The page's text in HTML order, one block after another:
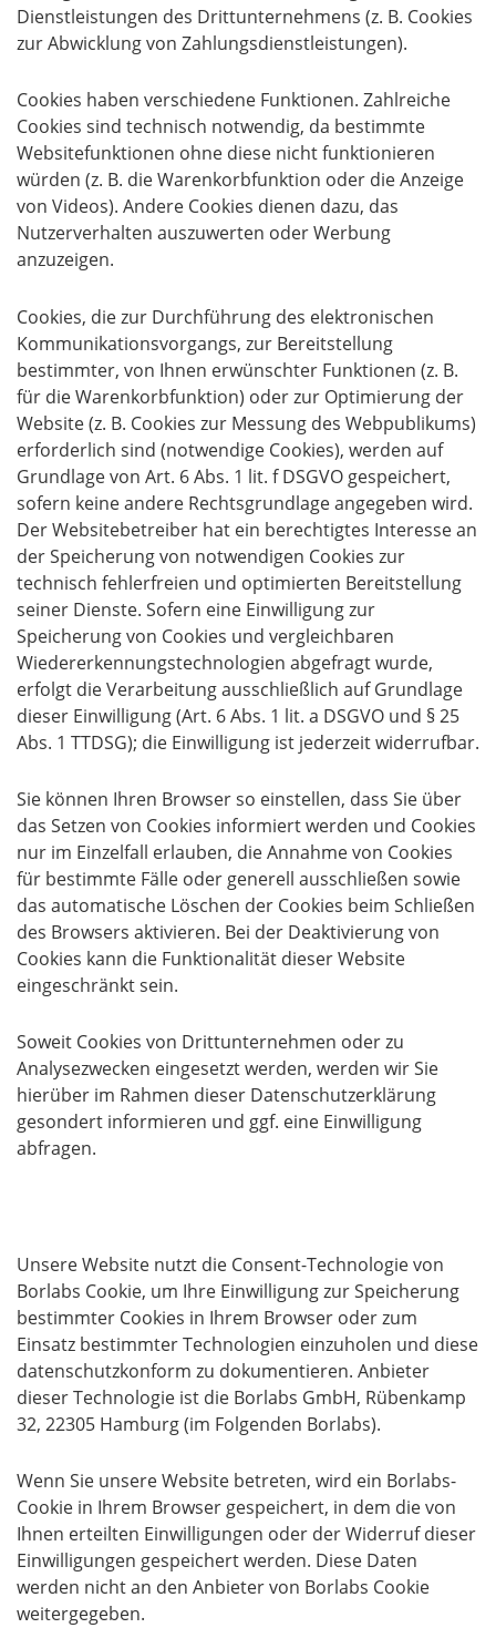
Dienstleistungen des Drittunternehmens (z. B. Cookies
zur Abwicklung von Zahlungsdienstleistungen).
Cookies haben verschiedene Funktionen. Zahlreiche
Cookies sind technisch notwendig, da bestimmte
Websitefunktionen ohne diese nicht funktionieren
würden (z. B. die Warenkorbfunktion oder die Anzeige
von Videos). Andere Cookies dienen dazu, das
Nutzerverhalten auszuwerten oder Werbung
anzuzeigen.
Cookies, die zur Durchführung des elektronischen
Kommunikationsvorgangs, zur Bereitstellung
bestimmter, von Ihnen erwünschter Funktionen (z. B.
für die Warenkorbfunktion) oder zur Optimierung der
Website (z. B. Cookies zur Messung des Webpublikums)
erforderlich sind (notwendige Cookies), werden auf
Grundlage von Art. 6 Abs. 1 lit. f DSGVO gespeichert,
sofern keine andere Rechtsgrundlage angegeben wird.
Der Websitebetreiber hat ein berechtigtes Interesse an
der Speicherung von notwendigen Cookies zur
technisch fehlerfreien und optimierten Bereitstellung
seiner Dienste. Sofern eine Einwilligung zur
Speicherung von Cookies und vergleichbaren
Wiedererkennungstechnologien abgefragt wurde,
erfolgt die Verarbeitung ausschließlich auf Grundlage
dieser Einwilligung (Art. 6 Abs. 1 lit. a DSGVO und § 25
Abs. 1 TTDSG); die Einwilligung ist jederzeit widerrufbar.
Sie können Ihren Browser so einstellen, dass Sie über
das Setzen von Cookies informiert werden und Cookies
nur im Einzelfall erlauben, die Annahme von Cookies
für bestimmte Fälle oder generell ausschließen sowie
das automatische Löschen der Cookies beim Schließen
des Browsers aktivieren. Bei der Deaktivierung von
Cookies kann die Funktionalität dieser Website
eingeschränkt sein.
Soweit Cookies von Drittunternehmen oder zu
Analysezwecken eingesetzt werden, werden wir Sie
hierüber im Rahmen dieser Datenschutzerklärung
gesondert informieren und ggf. eine Einwilligung
abfragen.
Unsere Website nutzt die Consent-Technologie von
Borlabs Cookie, um Ihre Einwilligung zur Speicherung
bestimmter Cookies in Ihrem Browser oder zum
Einsatz bestimmter Technologien einzuholen und diese
datenschutzkonform zu dokumentieren. Anbieter
dieser Technologie ist die Borlabs GmbH, Rübenkamp
32, 22305 Hamburg (im Folgenden Borlabs).
Wenn Sie unsere Website betreten, wird ein Borlabs-
Cookie in Ihrem Browser gespeichert, in dem die von
Ihnen erteilten Einwilligungen oder der Widerruf dieser
Einwilligungen gespeichert werden. Diese Daten
werden nicht an den Anbieter von Borlabs Cookie
weitergegeben.